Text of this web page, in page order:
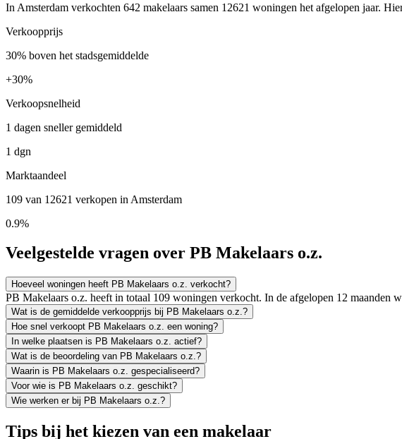
In Amsterdam verkochten 642 makelaars samen 12621 woningen het afgelopen jaar.
Verkoopprijs
30% boven het stadsgemiddelde
+30%
Verkoopsnelheid
1 dagen sneller gemiddeld
1 dgn
Marktaandeel
109 van 12621 verkopen in Amsterdam
0.9%
Veelgestelde vragen over PB Makelaars o.z.
Hoeveel woningen heeft PB Makelaars o.z. verkocht?
PB Makelaars o.z. heeft in totaal 109 woningen verkocht. In de afgelopen 12 maanden
Wat is de gemiddelde verkoopprijs bij PB Makelaars o.z.?
Hoe snel verkoopt PB Makelaars o.z. een woning?
In welke plaatsen is PB Makelaars o.z. actief?
Wat is de beoordeling van PB Makelaars o.z.?
Waarin is PB Makelaars o.z. gespecialiseerd?
Voor wie is PB Makelaars o.z. geschikt?
Wie werken er bij PB Makelaars o.z.?
Tips bij het kiezen van een makelaar